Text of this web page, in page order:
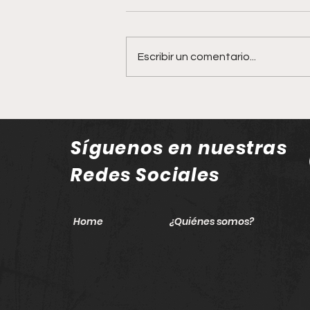
50 pesos: llega el Gran
Remate de Libros al
corazón de Guadalajara
Escribir un comentario...
Síguenos en nuestras
Redes Sociales
Home ¿Quiénes somos?